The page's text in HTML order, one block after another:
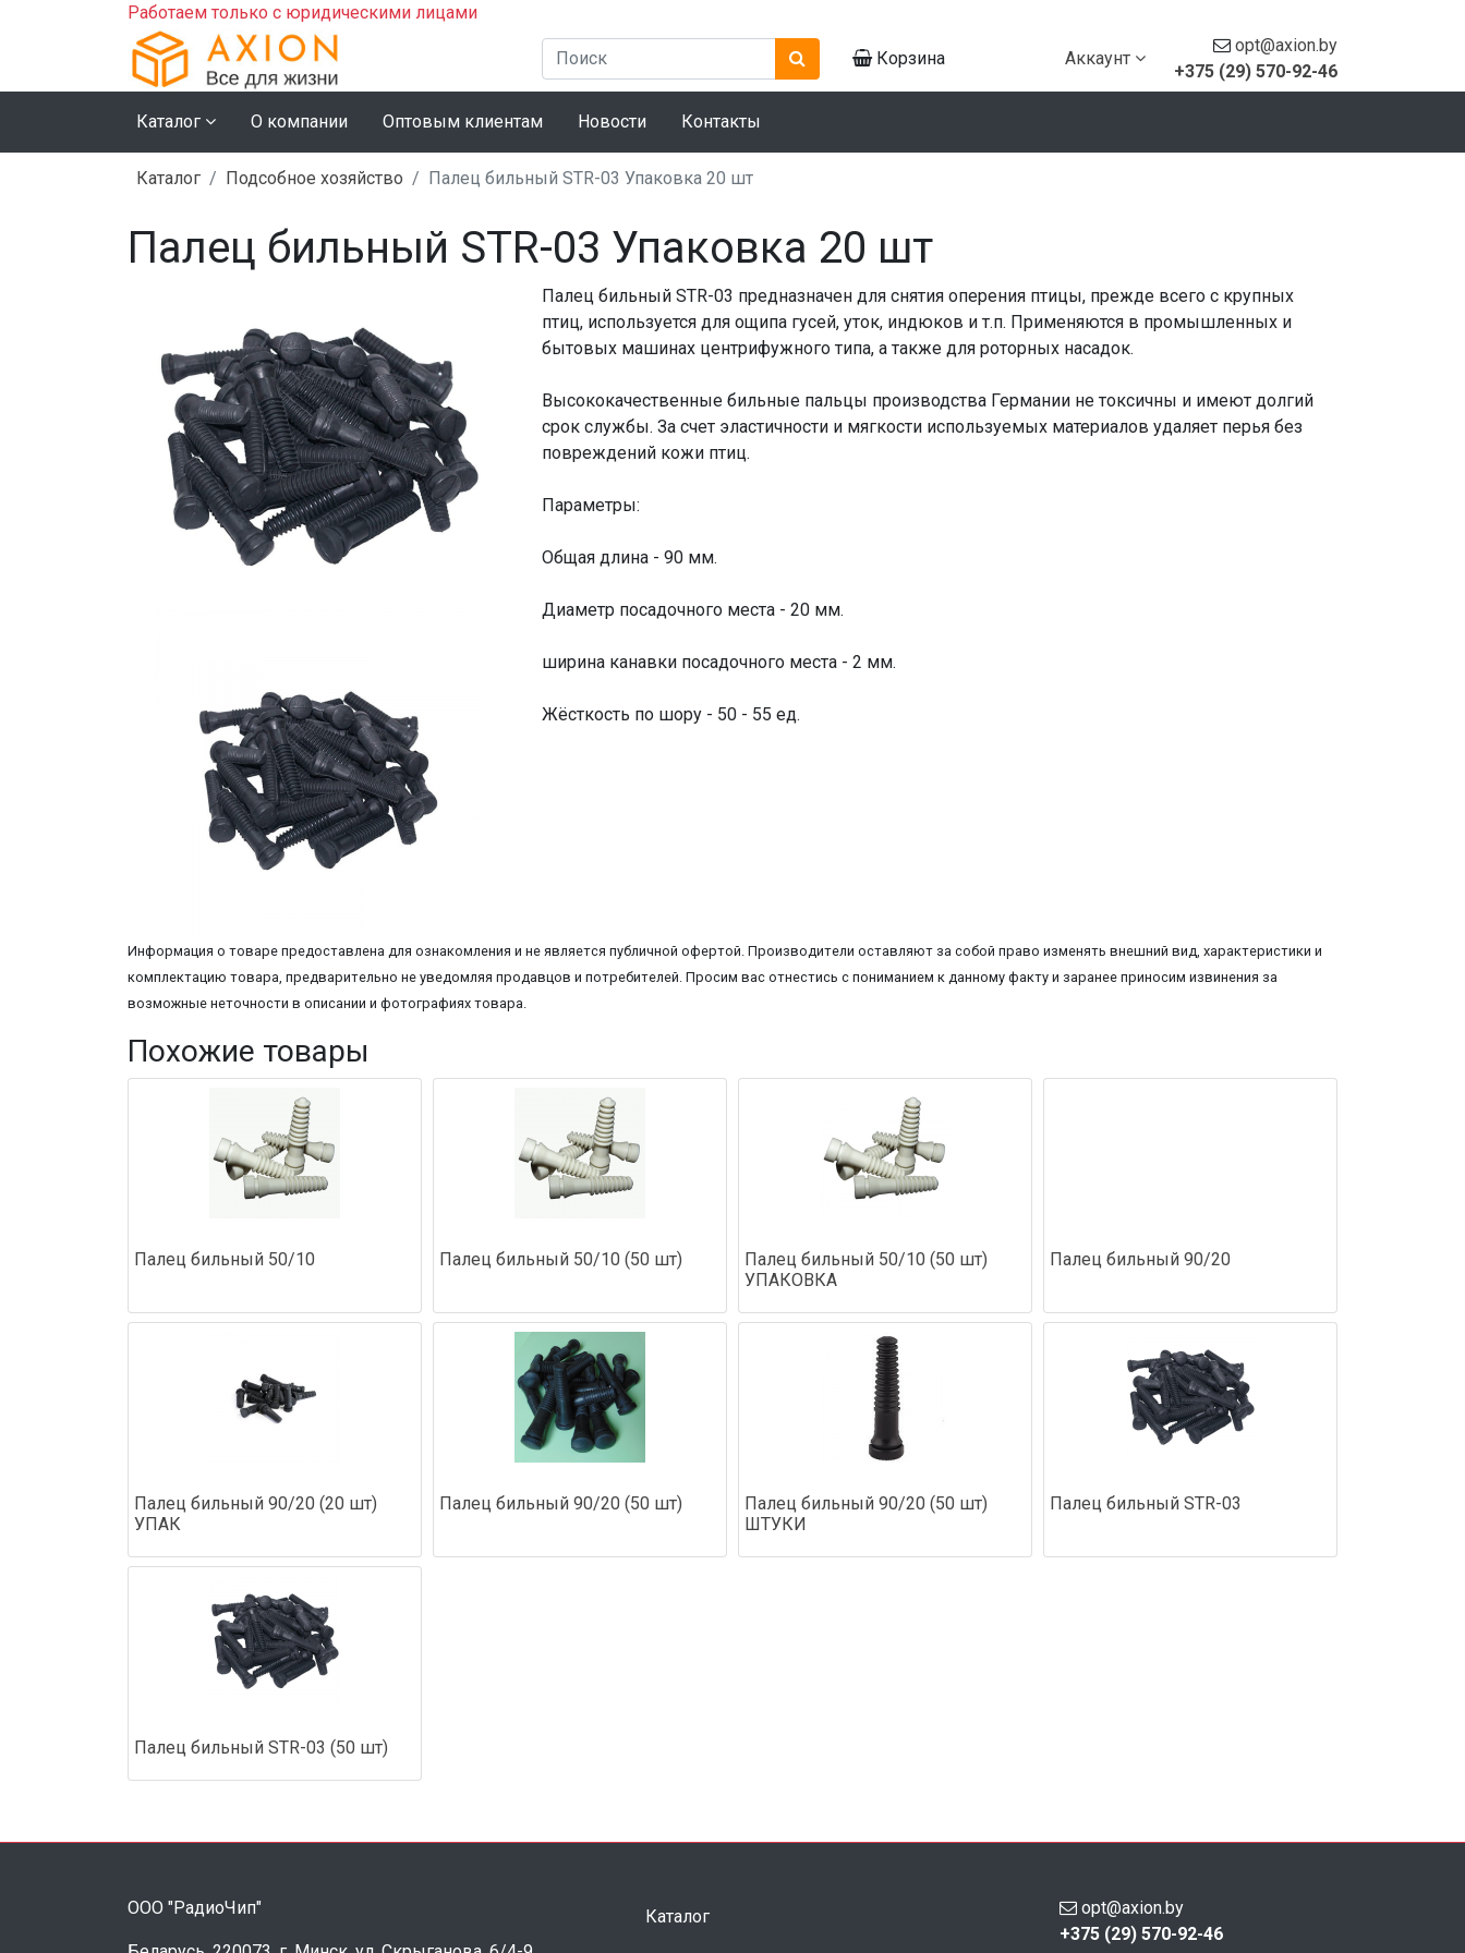
Работаем только с юридическими лицами
Корзина Аккаунт
opt@axion.by
+375 (29) 570-92-46
Каталог О компании Оптовым клиентам Новости Контакты
Каталог Подсобное хозяйство Палец бильный STR-03 Упаковка 20 шт
Палец бильный STR-03 Упаковка 20 шт
Палец бильный STR-03 предназначен для снятия оперения птицы, прежде всего с крупных
птиц, используется для ощипа гусей, уток, индюков и т.п. Применяются в промышленных и
бытовых машинах центрифужного типа, а также для роторных насадок.
Высококачественные бильные пальцы производства Германии не токсичны и имеют долгий
срок службы. За счет эластичности и мягкости используемых материалов удаляет перья без
повреждений кожи птиц.
Параметры:
Общая длина - 90 мм.
Диаметр посадочного места - 20 мм.
ширина канавки посадочного места - 2 мм.
Жёсткость по шору - 50 - 55 ед.
Информация о товаре предоставлена для ознакомления и не является публичной офертой. Производители оставляют за собой право изменять внешний вид, характеристики и
комплектацию товара, предварительно не уведомляя продавцов и потребителей. Просим вас отнестись с пониманием к данному факту и заранее приносим извинения за
возможные неточности в описании и фотографиях товара.
Похожие товары
Палец бильный 50/10 Палец бильный 50/10 (50 шт)
Палец бильный 50/10 (50 шт)
УПАКОВКА
Палец бильный 90/20
Палец бильный 90/20 (20 шт)
УПАК
Палец бильный 90/20 (50 шт)
Палец бильный 90/20 (50 шт)
ШТУКИ
Палец бильный STR-03
Палец бильный STR-03 (50 шт)
ООО "РадиоЧип" Каталог
opt@axion.by
+375 (29) 570-92-46